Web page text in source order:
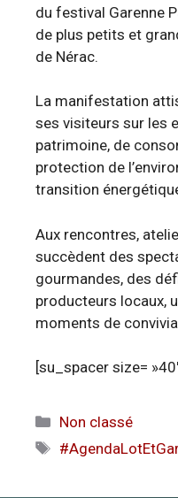
du festival Garenne
de plus petits et
de Nérac.
La manifestation
ses visiteurs sur les
patrimoine, de
protection de
transition
Aux rencontres,
succèdent des
gourmandes, des
producteurs locaux,
moments de
[su_spacer size=
Catégories
Non classé
Étiquettes